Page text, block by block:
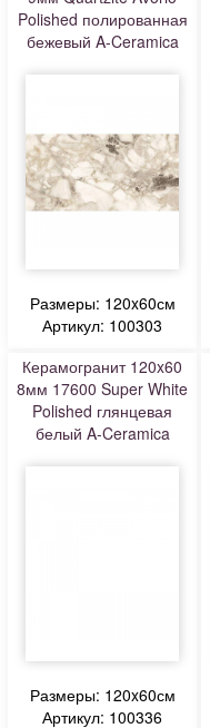
Polished полированная
бежевый A-Ceramica
Размеры: 120x60см
Артикул: 100303
Керамогранит 120x60
8мм 17600 Super White
Polished глянцевая
белый A-Ceramica
Размеры: 120x60см
Артикул: 100336